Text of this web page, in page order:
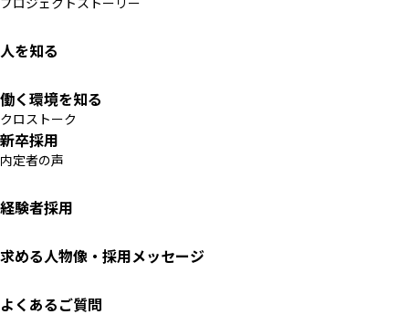
人を知る
働く環境を知る
クロストーク
新卒採用
内定者の声
経験者採用
求める人物像・採用メッセージ
よくあるご質問